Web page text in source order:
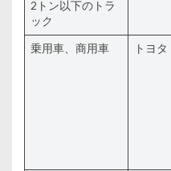
2トン以下のトラ
ック
乗用車、商用車 トヨタ